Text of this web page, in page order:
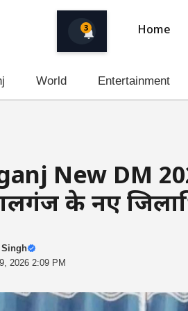
3 Home
World Entertainment
New DM
के नए
2026 2:09 PM